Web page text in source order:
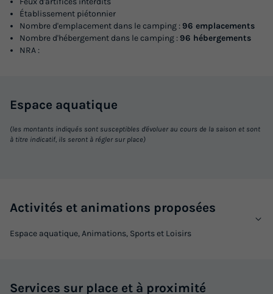
Établissement piétonnier
Nombre d'emplacement dans le camping : 96 emplacements
Nombre d'hébergement dans le camping : 96 hébergements
NRA :
Espace aquatique
(les montants indiqués sont susceptibles d'évoluer au cours de la saison et sont
à titre indicatif, ils seront à régler sur place)
Activités et animations proposées
Espace aquatique, Animations, Sports et Loisirs
Services sur place et à proximité